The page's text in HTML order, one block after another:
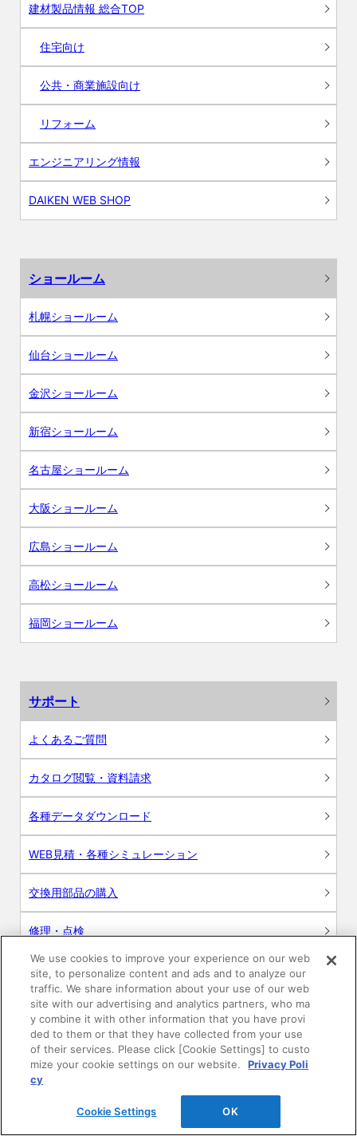
建材製品情報 総合TOP
住宅向け
公共・商業施設向け
リフォーム
エンジニアリング情報
DAIKEN WEB SHOP
ショールーム
札幌ショールーム
仙台ショールーム
金沢ショールーム
新宿ショールーム
名古屋ショールーム
大阪ショールーム
広島ショールーム
高松ショールーム
福岡ショールーム
サポート
よくあるご質問
カタログ閲覧・資料請求
各種データダウンロード
WEB見積・各種シミュレーション
交換用部品の購入
修理・点検
お問い合わせ
ログイン
建築・設計関係者様向けサイト
ユーザー登録サービス
WEB見積システム
We use cookies to improve your experience on our web
site, to personalize content and ads and to analyze our
traffic. We share information about your use of our web
site with our advertising and analytics partners, who ma
y combine it with other information that you have provi
ded to them or that they have collected from your use
of their services. Please click [Cookie Settings] to custo
mize your cookie settings on our website.
Privacy Poli
cy
Cookie Settings OK